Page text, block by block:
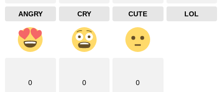
ANGRY CRY CUTE LOL
0 0 0